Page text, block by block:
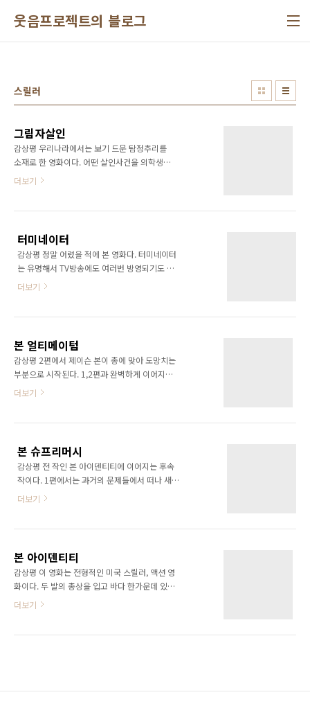
웃음프로젝트의 블로그
스릴러
그림자살인
감상평 우리나라에서는 보기 드문 탐정추리를
소재로 한 영화이다. 어떤 살인사건을 의학생과
흥신소 사장같은 탐정이 사건을 풀어가는 내용
도 상당히 재미있는 영화였다. 추리소설을 좋아
하는 나로써는 처음부터 끌리는 영화였고, 조선
말기 일제 강점기가 될 무렵을 배경으로 하여 상
당히 흥미가 있었다. 딱 영화를 마친 후 느낌은
록홈즈를 읽은 적이 있었는데, 소설에서 주인공
풀어간다. 역시 이 영화에서도 탐정과 의학생이
함께 사건을 풀어간다...
더보기
터미네이터
감상평 정말 어렸을 적에 본 영화다. 터미네이터
는 유명해서 TV방송에도 여러번 방영되기도 해
서 정말 많이 본 영화중에 하나다. 전에 터미네이
상된다. 하지만, 뭐 내 감상평이니.. 설마 누가 뭐
라 하겠는가? 영화를 볼때는 정말 이렇게 환상적
인 컴퓨터 그래픽은 본적이 없을 정도로 SF의 대
표적 작품으로 기억한다. 내가 본때는 분명
감나게 느껴졌다. 미래에서 테미네이터를 개발
내 자신을 구하도록 한는 내용인데, 정말 긴장의
끈을 놓..
더보기
본 얼티메이텀
감상평 2편에서 제이슨 본이 총에 맞아 도망치는
부분으로 시작된다. 1,2편과 완벽하게 이어지는
이야기 구조로 1,2편과 마찬가지로 매우 탄탄한
듯 완전하게 맞아 돌아가는 그런 영화는 좋다. 이
번 3번째 편 역시 정말 재미있게 보았다. 본은 자
신을 킬러로 만든 사람들을 찾아 나서는 내용이
전개된다. 결국, 자신이 이 일을 자청해서 했다는
새로운 프로그램인 블랙브라이언에 대해 숨겨온
기서 마지막에 파멜라 랜디와 통화하는 모습은 ..
더보기
본 슈프리머시
감상평 전 작인 본 아이덴티티에 이어지는 후속
작이다. 1편에서는 과거의 문제들에서 떠나 새로
은 시작으로 끝을 맺는다. 2편인 본 영화에서는
는 CIA의 비리를 캐내려하면서 이야기가 전개된
다. 안타갑게도, 시작부분에서 1편에 함께했던,
여자가 총에 맞아 죽어버리고 본 혼자서 일을 해
결하려한다. 끝으로 가면서 본은 자신의 임무에
실직고한다. 유리는 CIA자금을 빼돌려 부자가 되
더보기
본 아이덴티티
감상평 이 영화는 전형적인 미국 스릴러, 액션 영
화이다. 두 발의 총상을 입고 바다 한가운데 있는
제이슨 본을 구하게 된다. 그러나 그는 자신이 누
더보기